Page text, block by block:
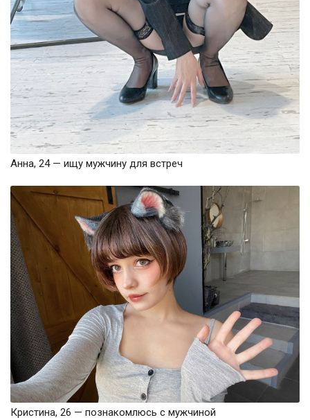
Анна, 24 — ищу мужчину для встреч
Кристина, 26 — познакомлюсь с мужчиной